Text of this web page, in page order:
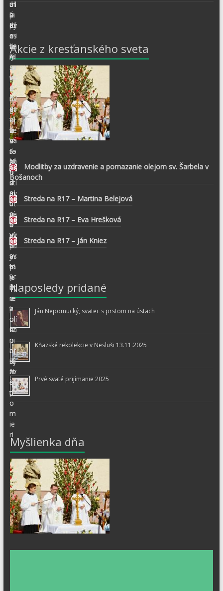
Akcie z kresťanského sveta
Modlitby za uzdravenie a pomazanie olejom sv. Šarbela v
Bošanoch
Streda na R17 – Martina Belejová
Streda na R17 – Eva Hrešková
Streda na R17 – Ján Kniez
Naposledy pridané
Ján Nepomucký, svätec s prstom na ústach
Kňazské rekolekcie v Nesluši 13.11.2025
Prvé sväté prijímanie 2025
Myšlienka dňa